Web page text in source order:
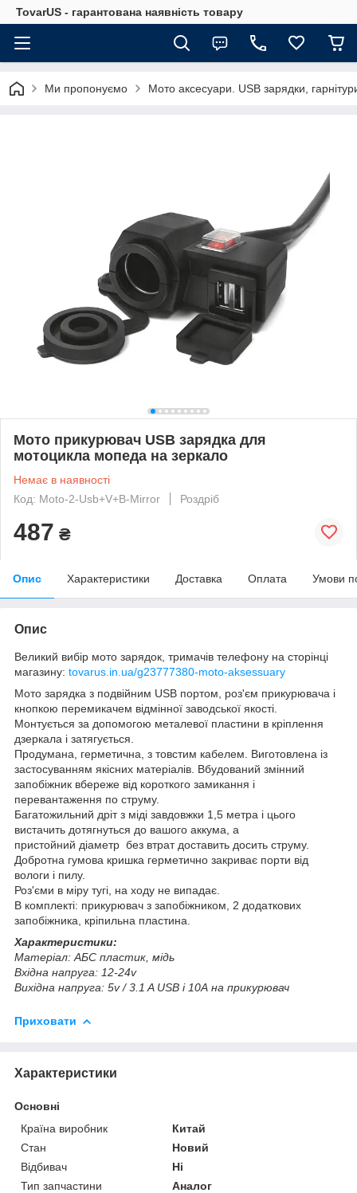
TovarUS - гарантована наявність товару
Ми пропонуємо Мото аксесуари. USB зарядки,
Мото прикурювач USB зарядка для
мотоцикла мопеда на зеркало
Немає в наявності
Код: Moto-2-Usb+V+B-Mirror
Роздріб
487 ₴
Опис Характеристики Доставка Оплата Умови
Опис
Великий вибір мото зарядок, тримачів телефону на сторінці
магазину: tovarus.in.ua/g23777380-moto-aksessuary
Мото зарядка з подвійним USB портом, роз'єм прикурювача і
кнопкою перемикачем відмінної заводської якості.
Монтується за допомогою металевої пластини в кріплення
дзеркала і затягується.
Продумана, герметична, з товстим кабелем. Виготовлена із
застосуванням якісних матеріалів. Вбудований змінний
запобіжник вбереже від короткого замикання і
перевантаження по струму.
Багатожильний дріт з міді завдовжки 1,5 метра і цього
вистачить дотягнуться до вашого аккума, а
пристойний діаметр без втрат доставить досить струму.
Добротна гумова кришка герметично закриває порти від
вологи і пилу.
Роз'єми в міру тугі, на ходу не випадає.
В комплекті: прикурювач з запобіжником, 2 додаткових
запобіжника, кріпильна пластина.
Характеристики:
Матеріал: АБС пластик, мідь
Вхідна напруга: 12-24v
Вихідна напруга: 5v / 3.1 A USB і 10А на прикурювач
Приховати
Характеристики
Основні
Країна виробник
Китай
Стан
Новий
Відбивач
Ні
Тип запчастини
Аналог